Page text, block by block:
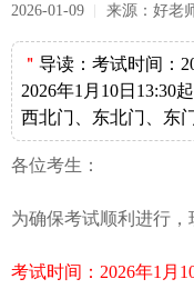
2026-01-09 来源：好老
＂ 导读： 考试时间：
2026年1月10日13:30
西北门、东北门、东
各位考生：
为确保考试顺利进行，
考试时间： 2026年1 月